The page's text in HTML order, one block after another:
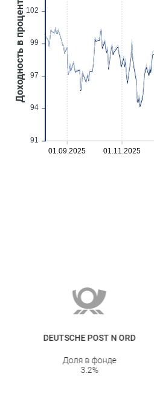
01.09.2025 01.11.2025
102
99
97
94
91
Доходность в процентах, %
DEUTSCHE POST N ORD
Доля в фонде